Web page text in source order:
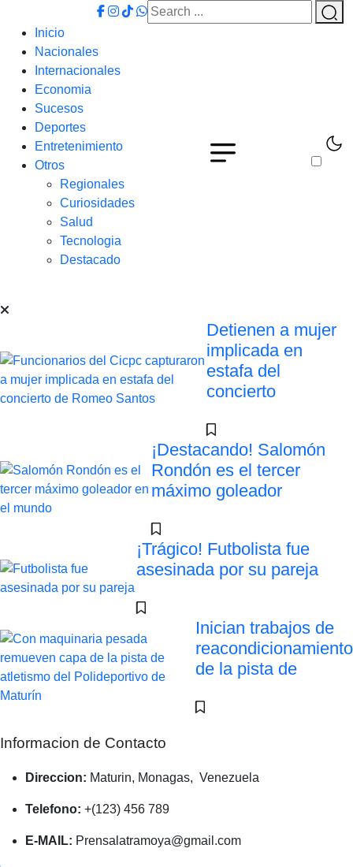
Inicio
Nacionales
Internacionales
Economia
Sucesos
Deportes
Entretenimiento
Otros
Regionales
Curiosidades
Salud
Tecnologia
Destacado
Detienen a mujer
implicada en
estafa del
concierto
¡Destacando! Salomón
Rondón es el tercer
máximo goleador
¡Trágico! Futbolista fue
asesinada por su pareja
Inician trabajos de
reacondicionamiento
de la pista de
Informacion de Contacto
Direccion: Maturin, Monagas, Venezuela
Telefono: +(123) 456 789
E-MAIL: Prensalatramoya@gmail.com